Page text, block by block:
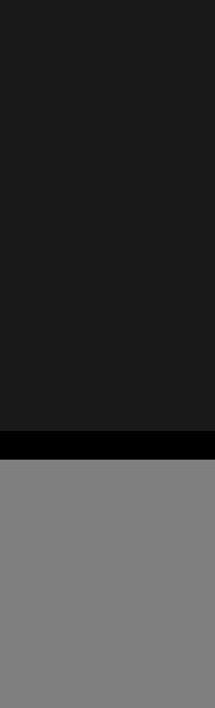
nueva ventana)
ventana)